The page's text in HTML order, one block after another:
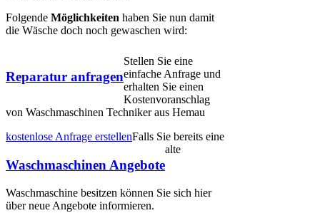
Folgende Möglichkeiten haben Sie nun damit
die Wäsche doch noch gewaschen wird:
Reparatur anfragen
Stellen Sie eine
einfache Anfrage und
erhalten Sie einen
Kostenvoranschlag
von Waschmaschinen Techniker aus Hemau
kostenlose Anfrage erstellen
Waschmaschinen Angebote
Falls Sie bereits eine
alte
Waschmaschine besitzen können Sie sich hier
über neue Angebote informieren.